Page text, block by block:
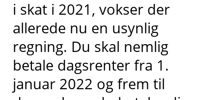
i skat i 2021, vokser der
allerede nu en usynlig
regning. Du skal nemlig
betale dagsrenter fra 1.
januar 2022 og frem til